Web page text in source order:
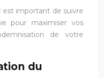
est important de suivre
pour maximiser vos
de votre
du